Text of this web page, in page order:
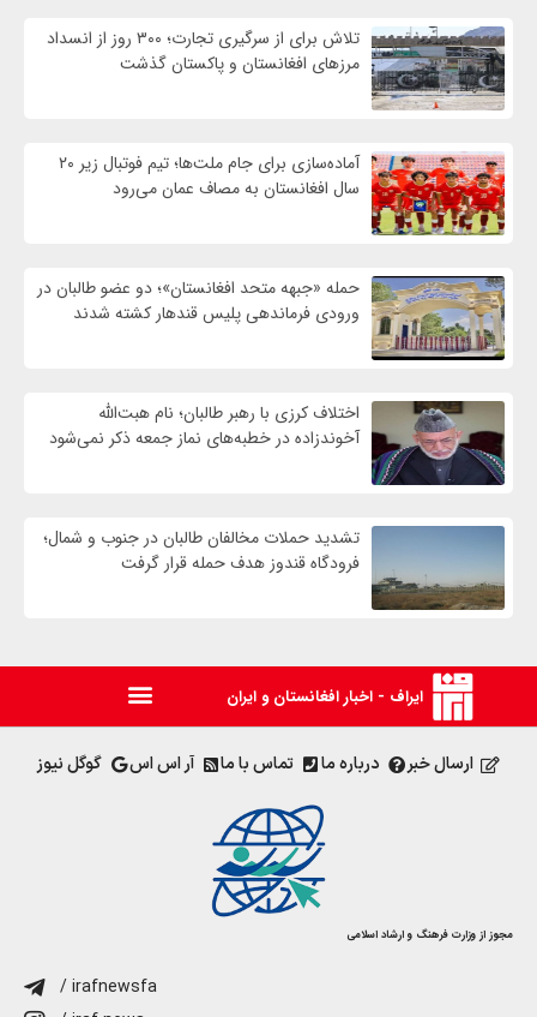
تلاش برای از سرگیری تجارت؛ ۳۰۰ روز از انسداد
مرزهای افغانستان و پاکستان گذشت
آماده‌سازی برای جام ملت‌ها؛ تیم فوتبال زیر ۲۰
سال افغانستان به مصاف عمان می‌رود
حمله «جبهه متحد افغانستان»؛ دو عضو طالبان در
ورودی فرماندهی پلیس قندهار کشته شدند
اختلاف کرزی با رهبر طالبان؛ نام هبت‌الله
آخوندزاده در خطبه‌های نماز جمعه ذکر نمی‌شود
تشدید حملات مخالفان طالبان در جنوب و شمال؛
فرودگاه قندوز هدف حمله قرار گرفت
ایراف - اخبار افغانستان و ایران
ارسال خبر درباره ما تماس با ما آر اس اس گوگل نیوز
مجوز از وزارت فرهنگ و ارشاد اسلامی
/ irafnewsfa